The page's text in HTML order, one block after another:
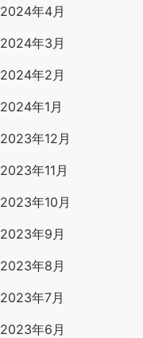
2024年4月
2024年3月
2024年2月
2024年1月
2023年12月
2023年11月
2023年10月
2023年9月
2023年8月
2023年7月
2023年6月